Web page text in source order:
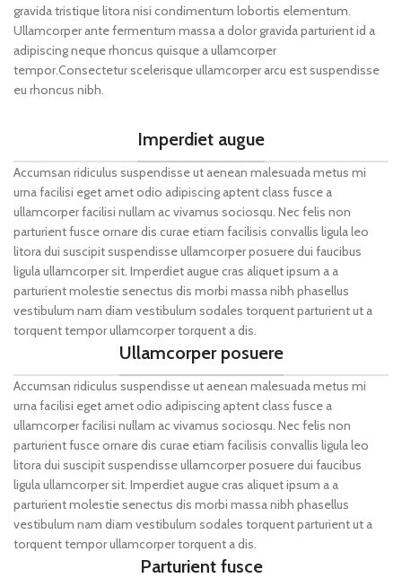
gravida tristique litora nisi condimentum lobortis elementum.
Ullamcorper ante fermentum massa a dolor gravida parturient id a
adipiscing neque rhoncus quisque a ullamcorper
tempor.Consectetur scelerisque ullamcorper arcu est suspendisse
eu rhoncus nibh.
Imperdiet augue
Accumsan ridiculus suspendisse ut aenean malesuada metus mi
urna facilisi eget amet odio adipiscing aptent class fusce a
ullamcorper facilisi nullam ac vivamus sociosqu. Nec felis non
parturient fusce ornare dis curae etiam facilisis convallis ligula leo
litora dui suscipit suspendisse ullamcorper posuere dui faucibus
ligula ullamcorper sit. Imperdiet augue cras aliquet ipsum a a
parturient molestie senectus dis morbi massa nibh phasellus
vestibulum nam diam vestibulum sodales torquent parturient ut a
torquent tempor ullamcorper torquent a dis.
Ullamcorper posuere
Accumsan ridiculus suspendisse ut aenean malesuada metus mi
urna facilisi eget amet odio adipiscing aptent class fusce a
ullamcorper facilisi nullam ac vivamus sociosqu. Nec felis non
parturient fusce ornare dis curae etiam facilisis convallis ligula leo
litora dui suscipit suspendisse ullamcorper posuere dui faucibus
ligula ullamcorper sit. Imperdiet augue cras aliquet ipsum a a
parturient molestie senectus dis morbi massa nibh phasellus
vestibulum nam diam vestibulum sodales torquent parturient ut a
torquent tempor ullamcorper torquent a dis.
Parturient fusce